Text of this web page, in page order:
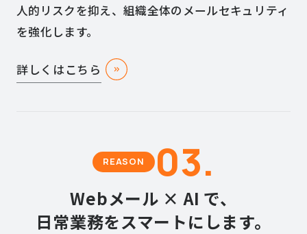
人的リスクを抑え、組織全体のメールセキュリティ
を強化します。
詳しくはこちら
REASON 03.
Webメール × AI で、
日常業務をスマートにします。